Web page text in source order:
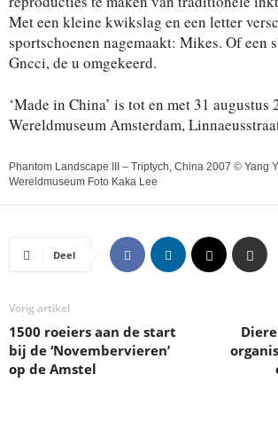
Met een kleine kwikslag en een letter
sportschoenen nagemaakt: Mikes. Of een
Gncci, de u omgekeerd.
‘Made in China’ is tot en met 31 augustus
Wereldmuseum Amsterdam,
Phantom Landscape III – Triptych, China 2007 © Yang
Wereldmuseum Foto Kaka Lee
Deel
Vorig artikel
1500 roeiers aan de start
bij de ‘Novembervieren’
op de Amstel